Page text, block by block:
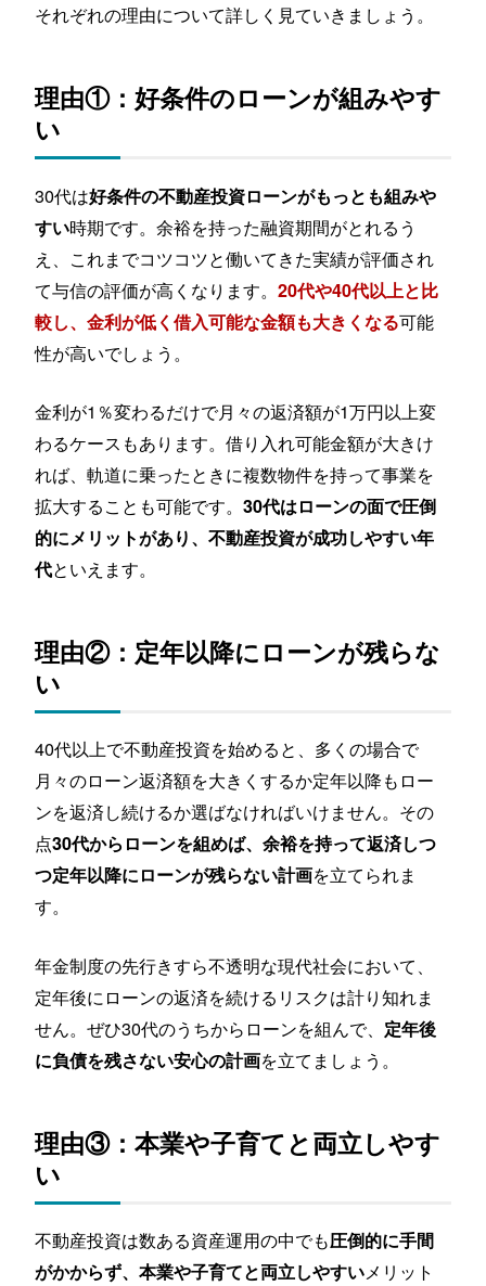
それぞれの理由について詳しく見ていきましょう。
理由①：好条件のローンが組みやす
い
30代は好条件の不動産投資ローンがもっとも組みや
すい時期です。余裕を持った融資期間がとれるう
え、これまでコツコツと働いてきた実績が評価され
て与信の評価が高くなります。20代や40代以上と比
較し、金利が低く借入可能な金額も大きくなる可能
性が高いでしょう。
金利が1％変わるだけで月々の返済額が1万円以上変
わるケースもあります。借り入れ可能金額が大きけ
れば、軌道に乗ったときに複数物件を持って事業を
拡大することも可能です。30代はローンの面で圧倒
的にメリットがあり、不動産投資が成功しやすい年
代といえます。
理由②：定年以降にローンが残らな
い
40代以上で不動産投資を始めると、多くの場合で
月々のローン返済額を大きくするか定年以降もロー
ンを返済し続けるか選ばなければいけません。その
点30代からローンを組めば、余裕を持って返済しつ
つ定年以降にローンが残らない計画を立てられま
す。
年金制度の先行きすら不透明な現代社会において、
定年後にローンの返済を続けるリスクは計り知れま
せん。ぜひ30代のうちからローンを組んで、 定年後
に負債を残さない安心の計画を立てましょう。
理由③：本業や子育てと両立しやす
い
不動産投資は数ある資産運用の中でも圧倒的に手間
がかからず、本業や子育てと両立しやすいメリット